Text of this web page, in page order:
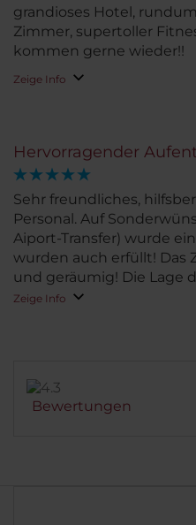
grandioses Hotel,
Zimmer, supertoller
kommen gerne wieder!!
Zeige Info
Hervorragender
Sehr freundliches,
Personal. Auf
Aiport-Transfer) wurde
wurden auch erfüllt! Das
und geräumig! Die Lage
war ein sehr toller
Zeige Info
Bewertungen